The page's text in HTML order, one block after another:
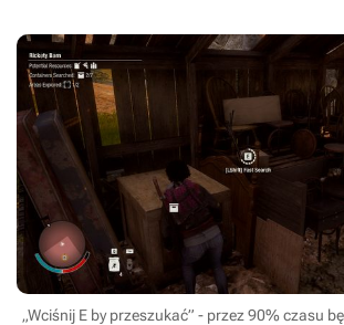
„Wciśnij E by przeszukać” - przez 90% czasu